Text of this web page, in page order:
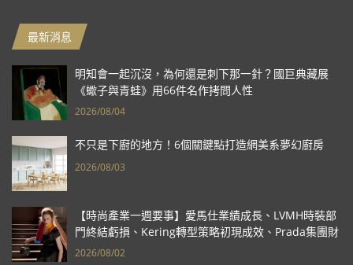
最新消息
明知會一起沉沒，為何還是刺下那一針？國巨典藏展
《蠍子與青蛙》用66件名作拷問人性
2026/08/04
不只是下廚的地方！6個關鍵點打造網美系夢幻廚房
2026/08/03
【時尚產業一週要事】愛馬仕業績成長、LVMH時裝部
門終結虧損、Kering轉型策略初現成效、Prada集團財
報亮眼
2026/08/02